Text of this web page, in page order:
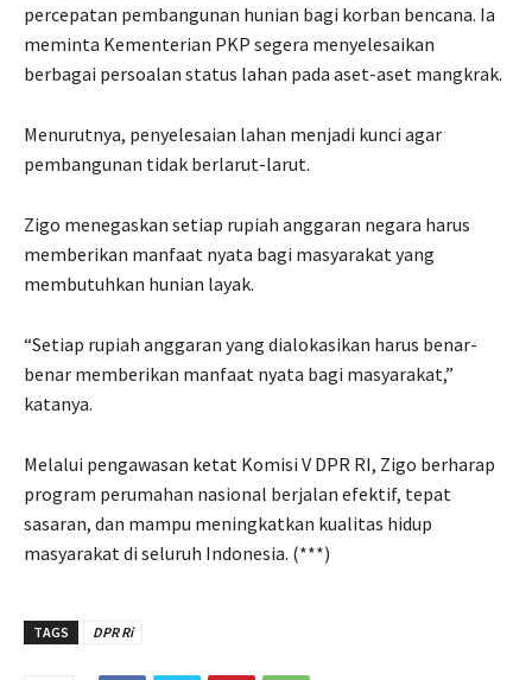
percepatan pembangunan hunian bagi korban bencana. Ia
meminta Kementerian PKP segera menyelesaikan
berbagai persoalan status lahan pada aset-aset mangkrak.
Menurutnya, penyelesaian lahan menjadi kunci agar
pembangunan tidak berlarut-larut.
Zigo menegaskan setiap rupiah anggaran negara harus
memberikan manfaat nyata bagi masyarakat yang
membutuhkan hunian layak.
“Setiap rupiah anggaran yang dialokasikan harus benar-
benar memberikan manfaat nyata bagi masyarakat,”
katanya.
Melalui pengawasan ketat Komisi V DPR RI, Zigo berharap
program perumahan nasional berjalan efektif, tepat
sasaran, dan mampu meningkatkan kualitas hidup
masyarakat di seluruh Indonesia. (***)
TAGS DPR Ri